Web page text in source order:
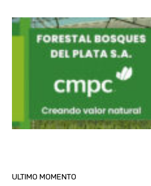
ULTIMO MOMENTO